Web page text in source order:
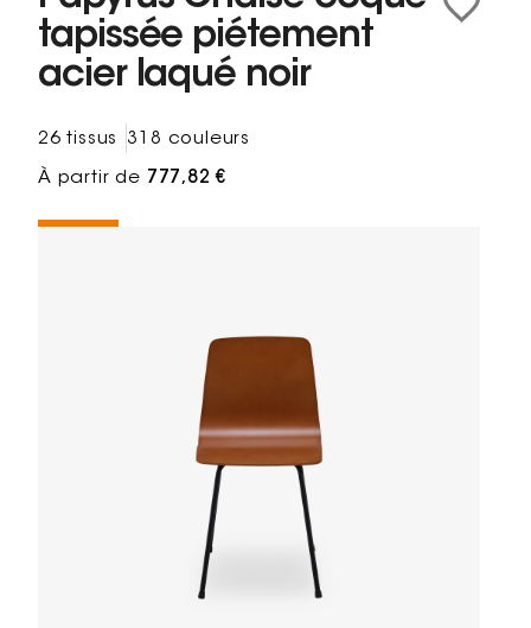
tapissée piétement
acier laqué noir
26 tissus 318 couleurs
À partir de 777,82 €